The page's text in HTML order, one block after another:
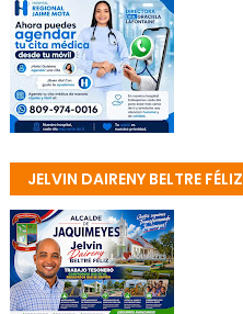
JELVIN DAIRENY BELTRE FÉLIZ